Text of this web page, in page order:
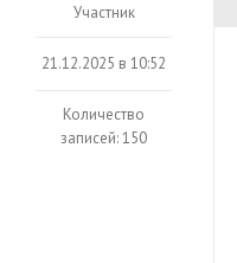
Участник
21.12.2025 в 10:52
Количество
записей: 150